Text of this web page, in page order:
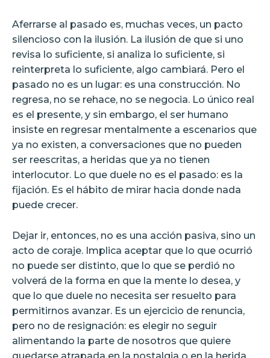
Aferrarse al pasado es, muchas veces, un pacto
silencioso con la ilusión. La ilusión de que si uno
revisa lo suficiente, si analiza lo suficiente, si
reinterpreta lo suficiente, algo cambiará. Pero el
pasado no es un lugar: es una construcción. No
regresa, no se rehace, no se negocia. Lo único real
es el presente, y sin embargo, el ser humano
insiste en regresar mentalmente a escenarios que
ya no existen, a conversaciones que no pueden
ser reescritas, a heridas que ya no tienen
interlocutor. Lo que duele no es el pasado: es la
fijación. Es el hábito de mirar hacia donde nada
puede crecer.
Dejar ir, entonces, no es una acción pasiva, sino un
acto de coraje. Implica aceptar que lo que ocurrió
no puede ser distinto, que lo que se perdió no
volverá de la forma en que la mente lo desea, y
que lo que duele no necesita ser resuelto para
permitirnos avanzar. Es un ejercicio de renuncia,
pero no de resignación: es elegir no seguir
alimentando la parte de nosotros que quiere